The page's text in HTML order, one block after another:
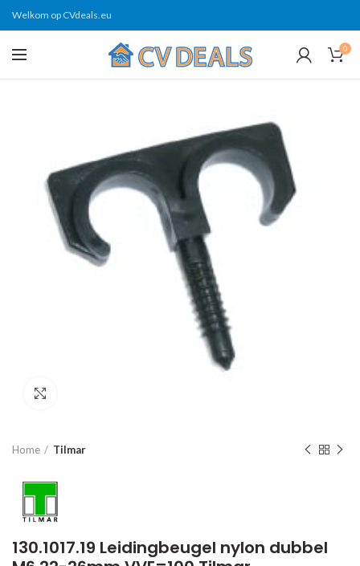
Welkom op CVdeals.eu
0
Home Tilmar
130.1017.19 Leidingbeugel nylon dubbel